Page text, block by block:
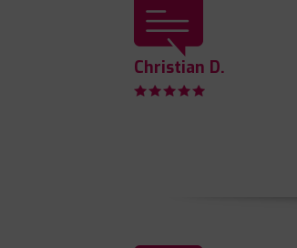
Christian D.